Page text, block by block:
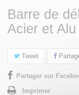
Barre de
Acier et
Tweet
Partager sur
Imprimer